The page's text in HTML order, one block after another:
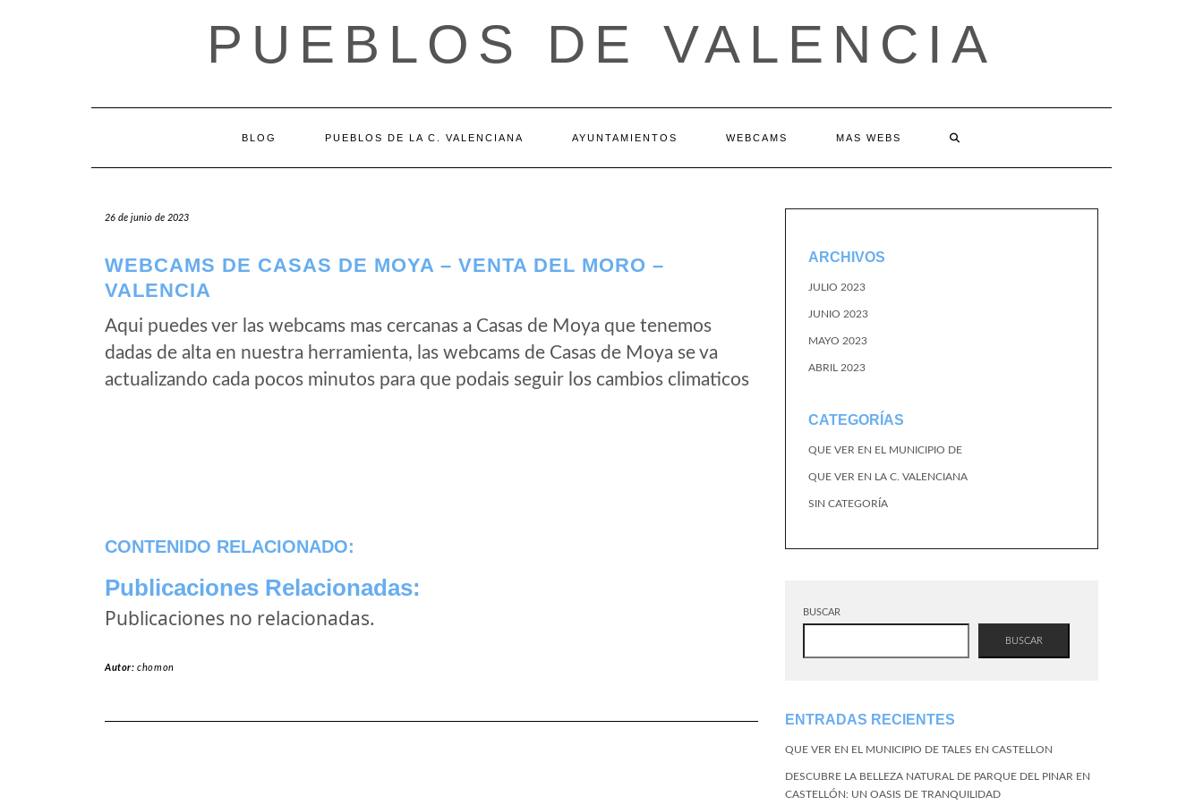
PUEBLOS DE VALENCIA
BLOG PUEBLOS DE LA C. VALENCIANA AYUNTAMIENTOS WEBCAMS MAS WEBS
26 de junio de 2023
WEBCAMS DE CASAS DE MOYA – VENTA DEL MORO –
VALENCIA
Aqui puedes ver las webcams mas cercanas a Casas de Moya que tenemos
dadas de alta en nuestra herramienta, las webcams de Casas de Moya se va
actualizando cada pocos minutos para que podais seguir los cambios climaticos
CONTENIDO RELACIONADO:
Publicaciones Relacionadas:
Publicaciones no relacionadas.
Autor:chomon
ARCHIVOS
JULIO 2023
JUNIO 2023
MAYO 2023
ABRIL 2023
CATEGORÍAS
QUE VER EN EL MUNICIPIO DE
QUE VER EN LA C. VALENCIANA
SIN CATEGORÍA
BUSCAR
BUSCAR
ENTRADAS RECIENTES
QUE VER EN EL MUNICIPIO DE TALES EN CASTELLON
DESCUBRE LA BELLEZA NATURAL DE PARQUE DEL PINAR EN
CASTELLÓN: UN OASIS DE TRANQUILIDAD